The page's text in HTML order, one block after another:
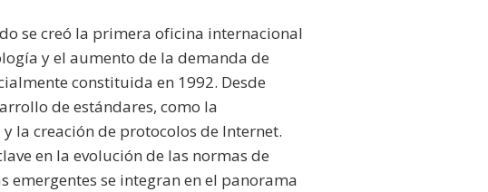
se creó la primera oficina internacional
y el aumento de la demanda de
constituida en 1992. Desde
de estándares, como la
la creación de protocolos de Internet.
en la evolución de las normas de
se integran en el panorama